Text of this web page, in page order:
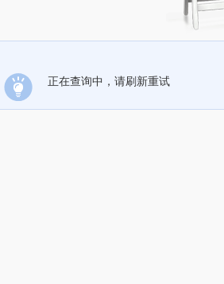
正在查询中，请刷新重试